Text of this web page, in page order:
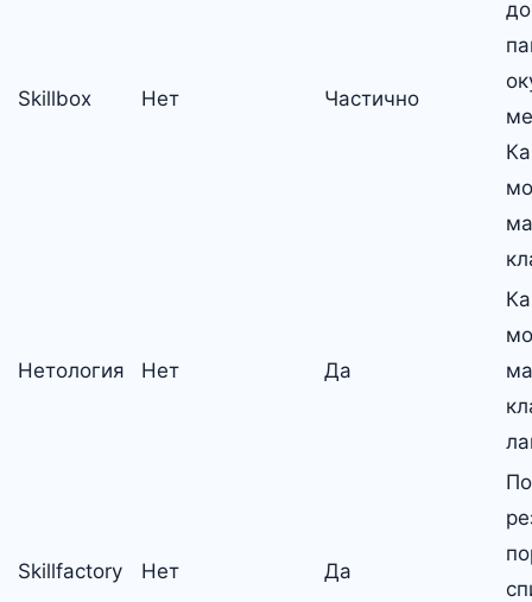
Skillbox Нет Частично
Нетология Нет Да
Skillfactory Нет Да